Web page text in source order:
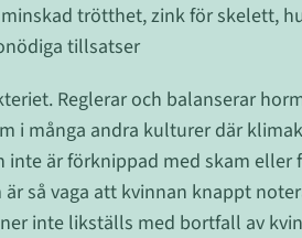
trötthet, zink för skelett,
tillsatser
Reglerar och balanserar
i många andra kulturer där
inte är förknippad med skam eller
så vaga att kvinnan knappt
inte likställs med bortfall av